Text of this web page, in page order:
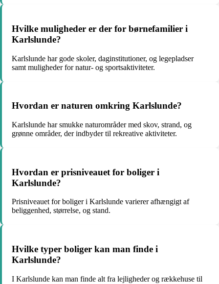
Hvilke muligheder er der for børnefamilier i
Karlslunde?
Karlslunde har gode skoler, daginstitutioner, og legepladser
samt muligheder for natur- og sportsaktiviteter.
Hvordan er naturen omkring Karlslunde?
Karlslunde har smukke naturområder med skov, strand, og
grønne områder, der indbyder til rekreative aktiviteter.
Hvordan er prisniveauet for boliger i
Karlslunde?
Prisniveauet for boliger i Karlslunde varierer afhængigt af
beliggenhed, størrelse, og stand.
Hvilke typer boliger kan man finde i
Karlslunde?
I Karlslunde kan man finde alt fra lejligheder og rækkehuse til